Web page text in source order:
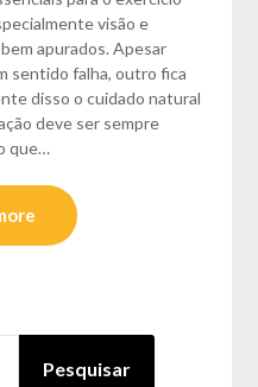
visão e
apurados. Apesar
sentido falha, outro fica
disso o cuidado natural
deve ser sempre
que…
Pesquisar